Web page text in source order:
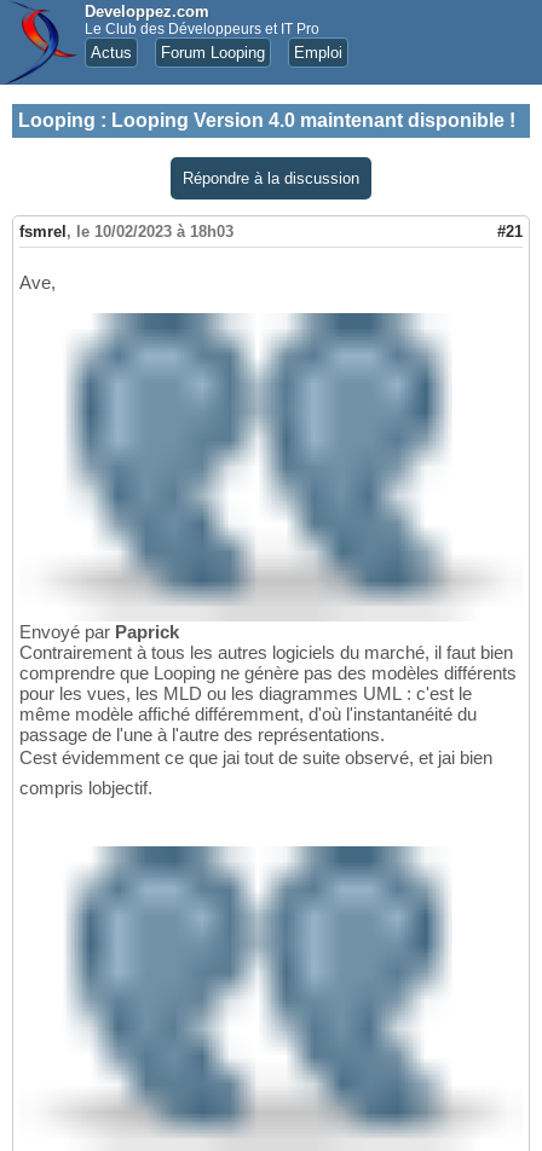
Developpez.com
Le Club des Développeurs et IT Pro
Actus Forum Looping Emploi
Looping : Looping Version 4.0 maintenant disponible !
Répondre à la discussion
fsmrel , le 10/02/2023 à 18h03 #21
Ave,
Envoyé par Paprick
Contrairement à tous les autres logiciels du marché, il faut bien
comprendre que Looping ne génère pas des modèles différents
pour les vues, les MLD ou les diagrammes UML : c'est le
même modèle affiché différemment, d'où l'instantanéité du
passage de l'une à l'autre des représentations.
Cest évidemment ce que jai tout de suite observé, et jai bien
compris lobjectif.